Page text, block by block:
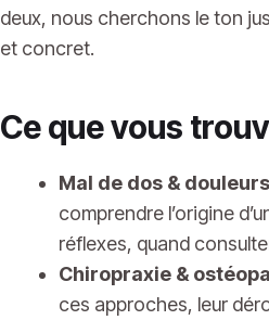
deux, nous cherchons le ton
et concret.
Ce que vous
Mal de dos &
comprendre l’origine
réflexes, quand
Chiropraxie &
ces approches, leur